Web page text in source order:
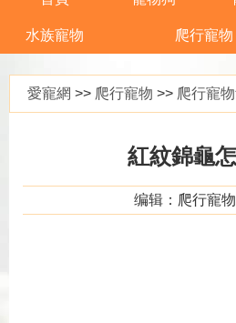
水族寵物 爬行寵物
愛寵網 >> 爬行寵物 >> 爬行寵
紅紋錦龜
编辑：爬行寵